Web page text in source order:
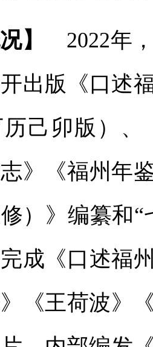
】
2022年
出版《口述
己卯版）
志》《福州年
）》编纂和
完成《口述
》《王荷波》